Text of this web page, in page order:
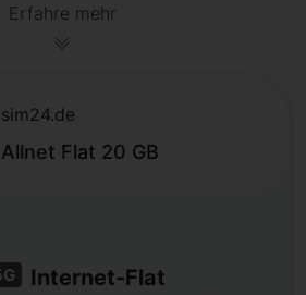
Erfahre mehr
sim24.de
Allnet Flat 20 GB
Internet-Flat